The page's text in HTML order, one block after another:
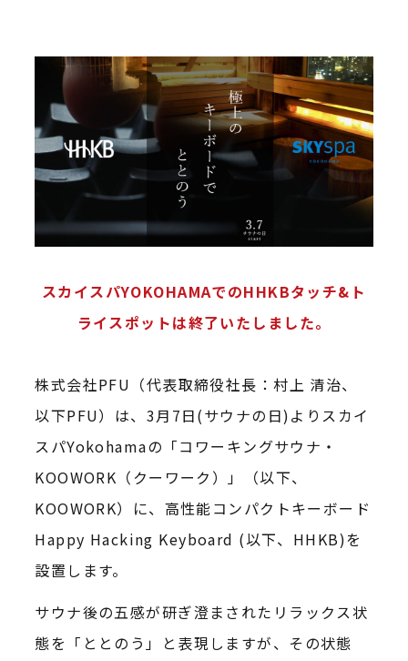
スカイスパYOKOHAMAでのHHKBタッチ&ト
ライスポットは終了いたしました。
株式会社PFU（代表取締役社長：村上 清治、
以下PFU）は、3月7日(サウナの日)よりスカイ
スパYokohamaの「コワーキングサウナ・
KOOWORK（クーワーク）」（以下、
KOOWORK）に、高性能コンパクトキーボード
Happy Hacking Keyboard (以下、HHKB)を
設置します。
サウナ後の五感が研ぎ澄まされたリラックス状
態を「ととのう」と表現しますが、その状態